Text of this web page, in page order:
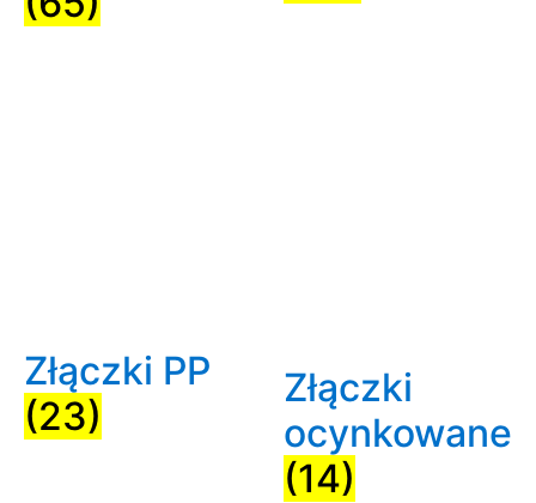
Złączki PP
(23)
Złączki
ocynkowane
(14)